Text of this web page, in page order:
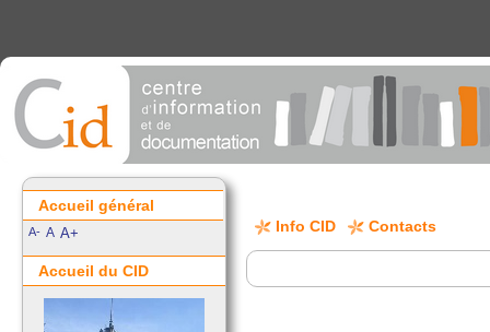
Info CID Contacts
Accueil général
A- A A+
Accueil du CID